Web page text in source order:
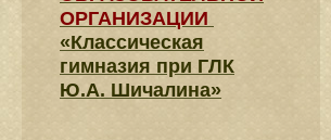
ОРГАНИЗАЦИИ
«Классическая
гимназия при ГЛК
Ю.А. Шичалина»